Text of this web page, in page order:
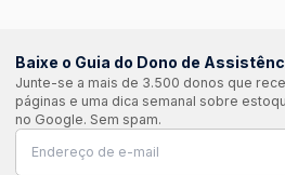
Baixe o Guia do Dono de
Junte-se a mais de 3.500 donos que
páginas e uma dica semanal sobre
no Google. Sem spam.